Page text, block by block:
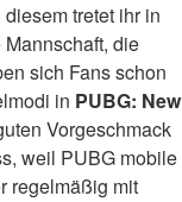
tretet ihr in
die
sich Fans schon
in PUBG: New
Vorgeschmack
weil PUBG mobile
regelmäßig mit